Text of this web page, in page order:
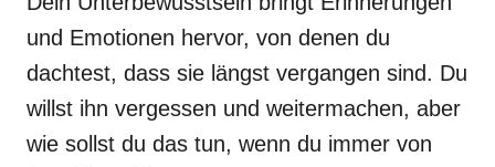
und Emotionen hervor, von denen du
dachtest, dass sie längst vergangen sind. Du
willst ihn vergessen und weitermachen, aber
wie sollst du das tun, wenn du immer von